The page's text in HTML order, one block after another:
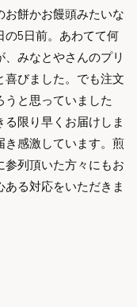
餅かお饅頭みたいな
の5日前。あわてて何
みなとやさんのプリ
喜びました。でも注文
うと思っていました
限り早くお届けしま
き感激しています。煎
参列頂いた方々にもお
る対応をいただきま